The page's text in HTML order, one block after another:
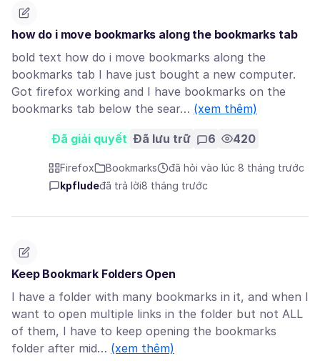
how do i move bookmarks along the bookmarks tab
bold text how do i move bookmarks along the
bookmarks tab I have just bought a new computer.
Got firefox working and I have bookmarks on the
bookmarks tab below the sear… (xem thêm)
Đã giải quyết Đã lưu trữ 6 420
Firefox Bookmarks
đã hỏi vào lúc 8 tháng trước
kpfludeđã trả lời8 tháng trước
Keep Bookmark Folders Open
I have a folder with many bookmarks in it, and when I
want to open multiple links in the folder but not ALL
of them, I have to keep opening the bookmarks
folder after mid… (xem thêm)